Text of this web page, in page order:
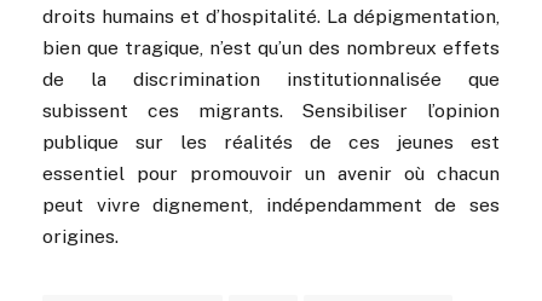
droits humains et d’hospitalité. La dépigmentation,
bien que tragique, n’est qu’un des nombreux effets
de la discrimination institutionnalisée que
subissent ces migrants. Sensibiliser l’opinion
publique sur les réalités de ces jeunes est
essentiel pour promouvoir un avenir où chacun
peut vivre dignement, indépendamment de ses
origines.